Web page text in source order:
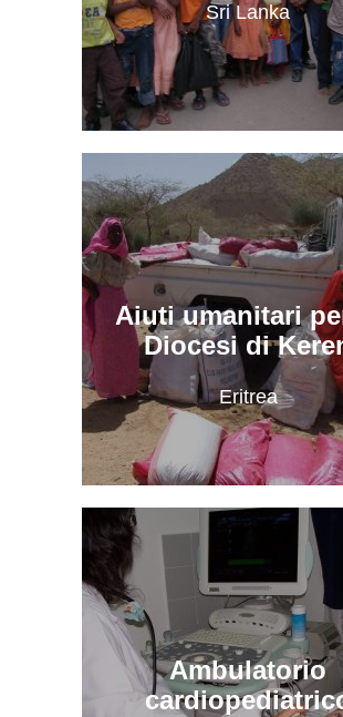
Sri Lanka
Aiuti umanitari
Diocesi di
Eritrea
Ambulatorio